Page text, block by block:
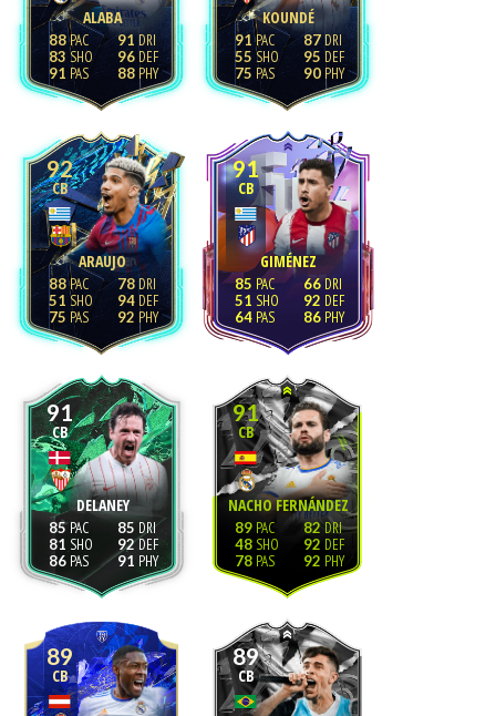
ALABA
88
83
91
91
96
88
KOUNDÉ
91
55
75
87
95
90
92
CB
ARAUJO
88
51
75
78
94
92
91
CB
GIMÉNEZ
85
51
64
66
92
86
91
CB
DELANEY
85
81
86
85
92
91
91
CB
NACHO FERNÁNDEZ
89
48
78
82
92
92
89
CB
89
CB